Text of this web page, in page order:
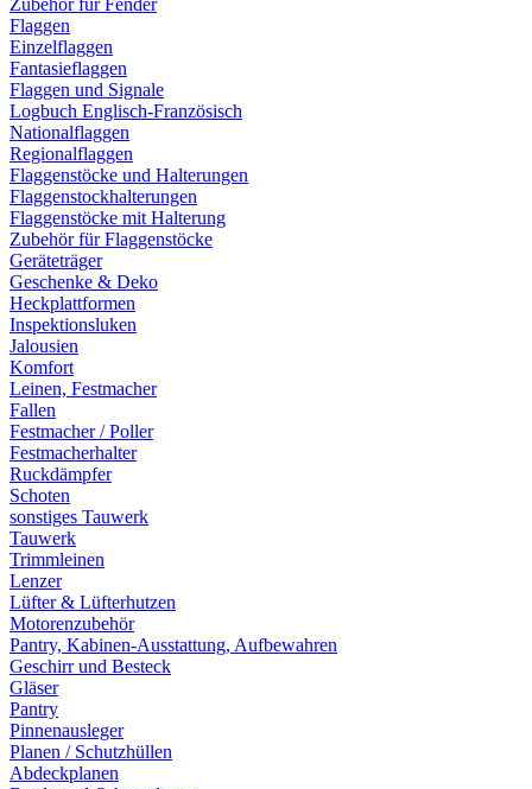
Zubehör für Fender
Flaggen
Einzelflaggen
Fantasieflaggen
Flaggen und Signale
Logbuch Englisch-Französisch
Nationalflaggen
Regionalflaggen
Flaggenstöcke und Halterungen
Flaggenstockhalterungen
Flaggenstöcke mit Halterung
Zubehör für Flaggenstöcke
Geräteträger
Geschenke & Deko
Heckplattformen
Inspektionsluken
Jalousien
Komfort
Leinen, Festmacher
Fallen
Festmacher / Poller
Festmacherhalter
Ruckdämpfer
Schoten
sonstiges Tauwerk
Tauwerk
Trimmleinen
Lenzer
Lüfter & Lüfterhutzen
Motorenzubehör
Pantry, Kabinen-Ausstattung, Aufbewahren
Geschirr und Besteck
Gläser
Pantry
Pinnenausleger
Planen / Schutzhüllen
Abdeckplanen